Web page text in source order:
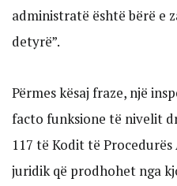
administratë është bërë e
detyrë”.
Përmes kësaj fraze, një
facto funksione të nivelit
117 të Kodit të
juridik që prodhohet nga